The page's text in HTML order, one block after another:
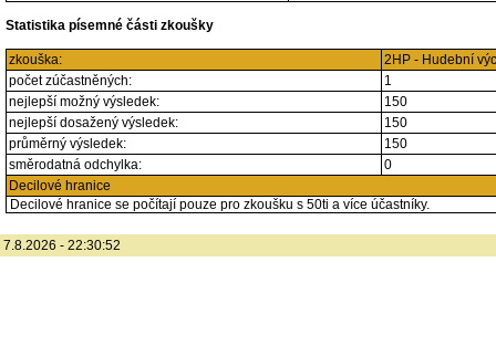
Statistika písemné části zkoušky
zkouška:
2HP - Hudební
počet zúčastněných:
1
nejlepší možný výsledek:
150
nejlepší dosažený výsledek:
150
průměrný výsledek:
150
směrodatná odchylka:
0
Decilové hranice
Decilové hranice se počítají pouze pro zkoušku s 50ti a více účastníky.
7.8.2026 - 22:30:52